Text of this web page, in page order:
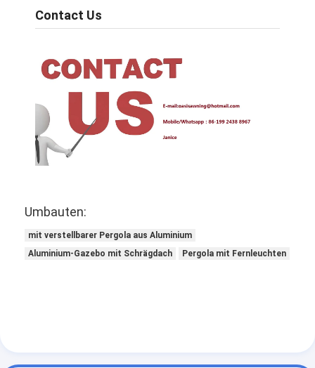
Contact Us
Umbauten:
mit verstellbarer Pergola aus Aluminium
Aluminium-Gazebo mit Schrägdach
Pergola mit Fernleuchten